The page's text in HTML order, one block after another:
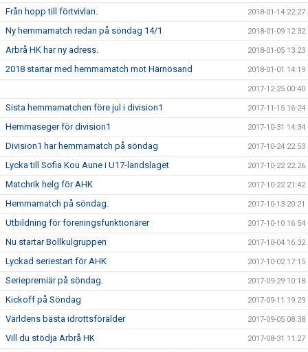
Från hopp till förtvivlan. 2018-01-14 22:27
Ny hemmamatch redan på söndag 14/1 2018-01-09 12:32
Arbrå HK har ny adress. 2018-01-05 13:23
2018 startar med hemmamatch mot Härnösand 2018-01-01 14:19
2017-12-25 00:40
Sista hemmamatchen före jul i division1 2017-11-15 16:24
Hemmaseger för division1 2017-10-31 14:34
Division1 har hemmamatch på söndag 2017-10-24 22:53
Lycka till Sofia Kou Aune i U17-landslaget 2017-10-22 22:26
Matchrik helg för AHK 2017-10-22 21:42
Hemmamatch på söndag. 2017-10-13 20:21
Utbildning för föreningsfunktionärer 2017-10-10 16:54
Nu startar Bollkulgruppen 2017-10-04 16:32
Lyckad seriestart för AHK 2017-10-02 17:15
Seriepremiär på söndag. 2017-09-29 10:18
Kickoff på Söndag 2017-09-11 19:29
Världens bästa idrottsförälder 2017-09-05 08:38
Vill du stödja Arbrå HK 2017-08-31 11:27